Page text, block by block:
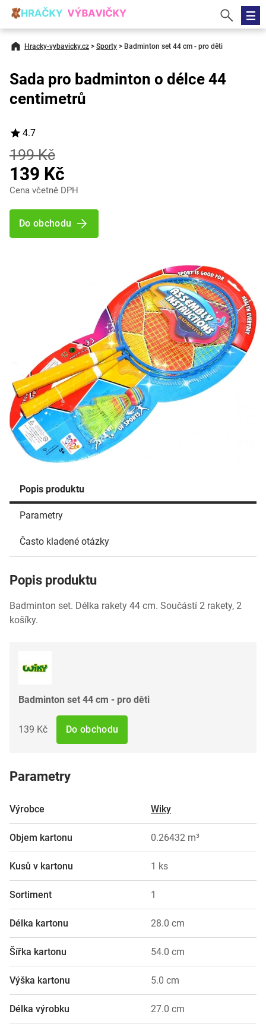
Hracky-vybavicky.cz > Sporty > Badminton set 44 cm - pro děti
Popis produktu
Parametry
Často kladené otázky
Popis produktu
Badminton set. Délka rakety 44 cm. Součástí 2 rakety, 2
košíky.
Badminton set 44 cm - pro děti
139 Kč Do obchodu
Parametry
Výrobce Wiky
Objem kartonu 0.26432 m³
Kusů v kartonu 1 ks
Sortiment 1
Délka kartonu 28.0 cm
Šířka kartonu 54.0 cm
Výška kartonu 5.0 cm
Délka výrobku 27.0 cm
Sada pro badminton o délce 44
centimetrů
4.7
199 Kč
139 Kč
Cena včetně DPH
Do obchodu